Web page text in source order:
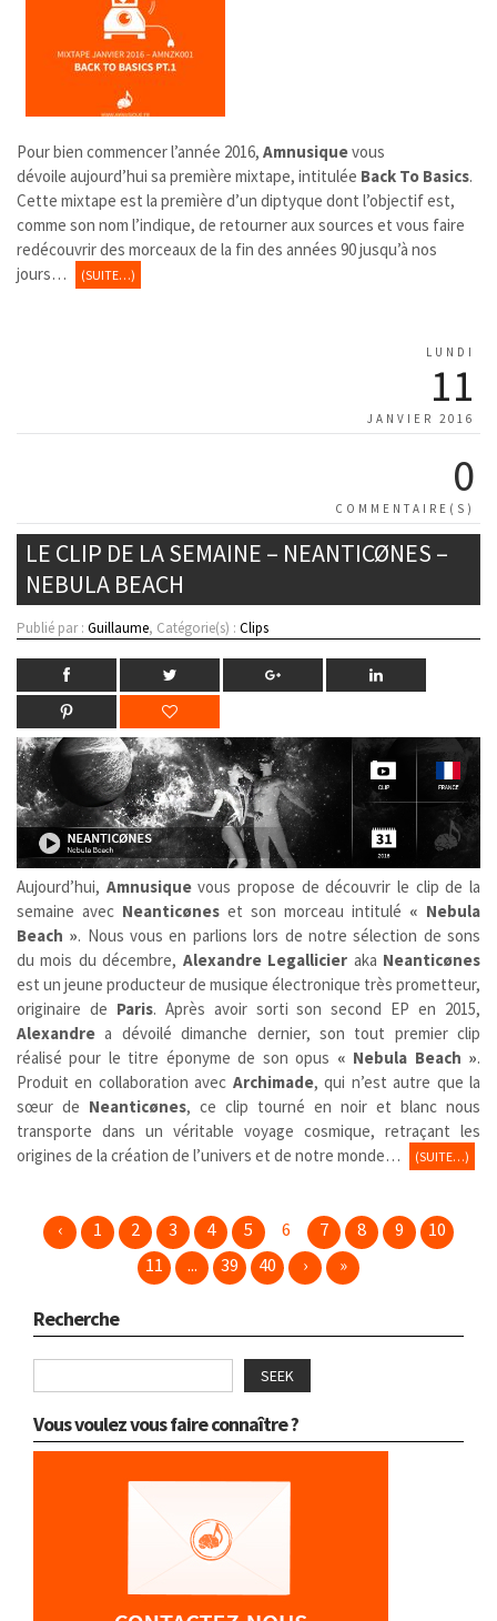
Pour bien commencer l’année 2016, Amnusiquevous
dévoile aujourd’hui sa première mixtape, intitulée Back To Basics.
Cette mixtape est la première d’un diptyque dont l’objectif est,
comme son nom l’indique, de retourner aux sources et vous faire
redécouvrir des morceaux de la fin des années 90 jusqu’à nos
jours…
(SUITE…)
LUNDI
11
JANVIER 2016
0
COMMENTAIRE(S)
LE CLIP DE LA SEMAINE – NEANTICØNES –
NEBULA BEACH
Publié par : Guillaume, Catégorie(s) : Clips
Aujourd’hui, Amnusiquevous propose de découvrir le clip de la
semaine avec Neanticønes et son morceau intitulé « Nebula
Beach ». Nous vous en parlions lors de notre sélection de sons
du mois du décembre, Alexandre Legallicier aka Neanticønes
est un jeune producteur de musique électronique très prometteur,
originaire de Paris. Après avoir sorti son second EP en 2015,
Alexandre a dévoilé dimanche dernier, son tout premier clip
réalisé pour le titre éponyme de son opus « Nebula Beach ».
Produit en collaboration avec Archimade, qui n’est autre que la
sœur de Neanticønes, ce clip tourné en noir et blanc nous
transporte dans un véritable voyage cosmique, retraçant les
origines de la création de l’univers et de notre monde…
(SUITE…)
‹ 1 2 3 4 5 6 7 8 9
10
11
... 39 40 › »
Recherche
SEEK
Vous voulez vous faire connaître ?